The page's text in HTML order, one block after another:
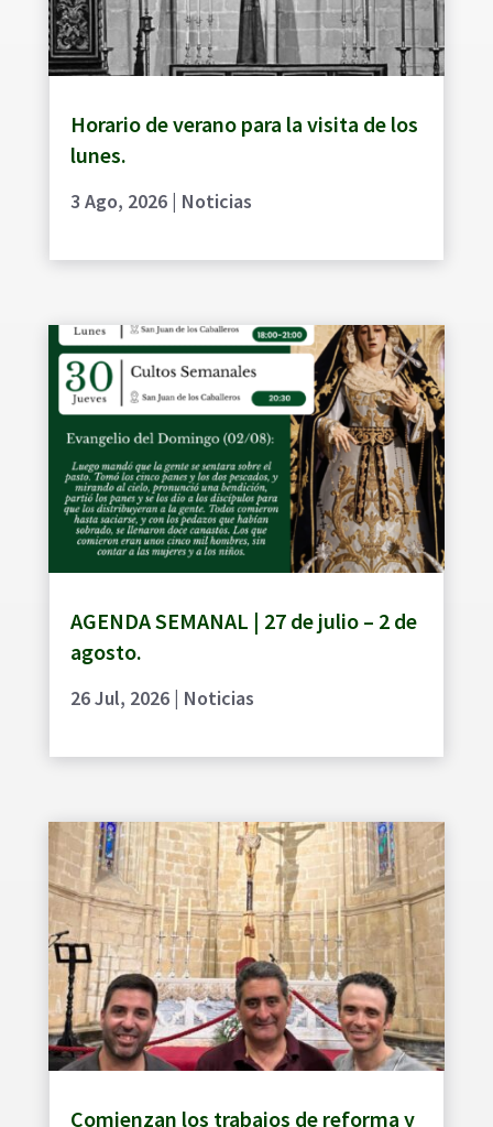
Horario de verano para la visita de los
lunes.
3 Ago, 2026| Noticias
AGENDA SEMANAL | 27 de julio – 2 de
agosto.
26 Jul, 2026| Noticias
Comienzan los trabajos de reforma y